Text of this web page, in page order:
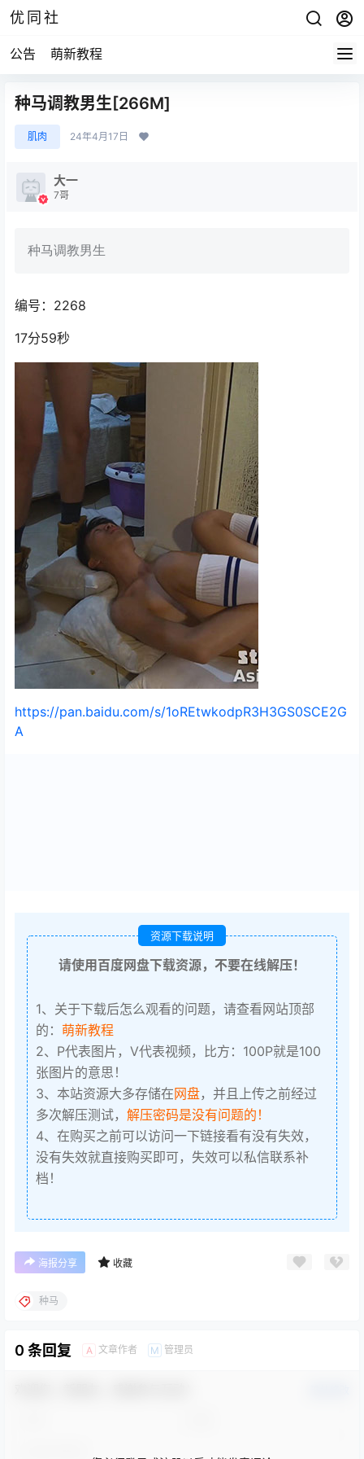
优同社
公告 萌新教程
种马调教男生[266M]
肌肉 24年4月17日
大一
7哥
种马调教男生
编号：2268
17分59秒
https://pan.baidu.com/s/1oREtwkodpR3H3GS0SCE2G
A
资源下载说明
请使用百度网盘下载资源，不要在线解压！
1、关于下载后怎么观看的问题，请查看网站顶部
的： 萌新教程
2、P代表图片，V代表视频，比方：100P就是100
张图片的意思！
3、本站资源大多存储在网盘，并且上传之前经过
多次解压测试， 解压密码是没有问题的！
4、在购买之前可以访问一下链接看有没有失效，
没有失效就直接购买即可，失效可以私信联系补
档！
海报分享 收藏
种马
0 条回复 A 文章作者 M 管理员